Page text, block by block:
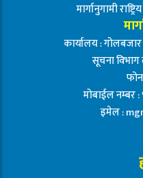
मार्गानुगामी
कार्यालय :
सूचना विभाग
मोबाईल नम्बर
इमेल :